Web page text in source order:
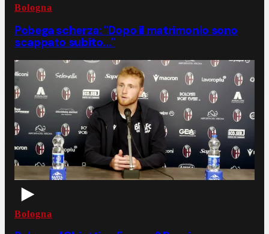
Bologna
Pobega scherza: "Dopo il matrimonio sono
scappato subito..."
Bologna